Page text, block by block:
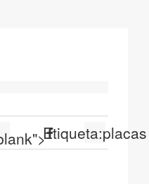
Etiqueta:placas